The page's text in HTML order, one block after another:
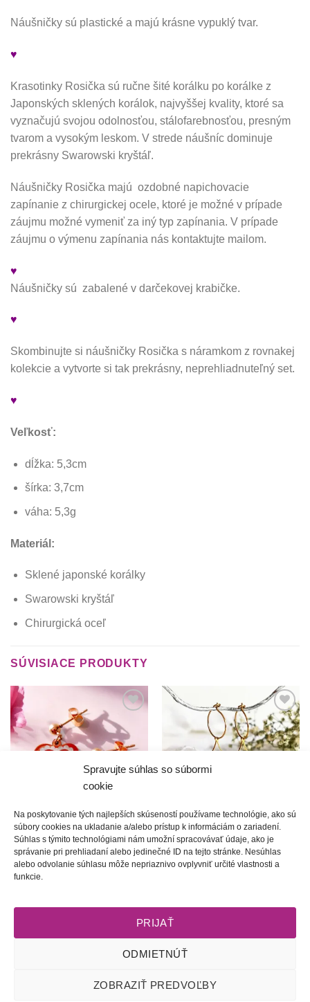
Spravujte súhlas so súbormi
cookie
Na poskytovanie tých najlepších skúseností používame technológie, ako sú
súbory cookies na ukladanie a/alebo prístup k informáciám o zariadení.
Súhlas s týmito technológiami nám umožní spracovávať údaje, ako je
správanie pri prehliadaní alebo jedinečné ID na tejto stránke. Nesúhlas
alebo odvolanie súhlasu môže nepriaznivo ovplyvniť určité vlastnosti a
funkcie.
PRIJAŤ
ODMIETNÚŤ
ZOBRAZIŤ PREDVOĽBY
Náušničky sú plastické a majú krásne vypuklý tvar.
♥
Krasotinky Rosička sú ručne šité korálku po korálke z
Japonských sklených korálok, najvyššej kvality, ktoré sa
vyznačujú svojou odolnosťou, stálofarebnosťou, presným
tvarom a vysokým leskom. V strede náušníc dominuje
prekrásny Swarowski kryštáľ.
Náušničky Rosička majú ozdobné napichovacie
zapínanie z chirurgickej ocele, ktoré je možné v prípade
záujmu možné vymeniť za iný typ zapínania. V prípade
záujmu o výmenu zapínania nás kontaktujte mailom.
♥
Náušničky sú zabalené v darčekovej krabičke.
♥
Skombinujte si náušničky Rosička s náramkom z rovnakej
kolekcie a vytvorte si tak prekrásny, neprehliadnuteľný set.
♥
Veľkosť:
dĺžka: 5,3cm
šírka: 3,7cm
váha: 5,3g
Materiál:
Sklené japonské korálky
Swarowski kryštáľ
Chirurgická oceľ
SÚVISIACE PRODUKTY
Túto
krasotinku
si prosím
Ľúbi sa mi, ľúbi | Folklórne
srdiečkové náušnice v rosegold
prevedení
5z 5
Túto
krasotinku
si prosím
Sukienky | Dámske šité
náušnice
30.00€
Reklamačný poriadok l Starostlivosť o šperky